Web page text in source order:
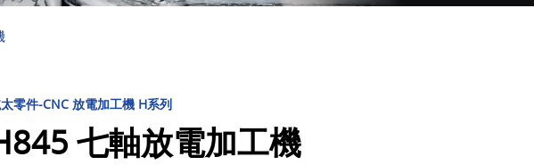
零件-CNC 放電加工機 H系列
七軸放電加工機